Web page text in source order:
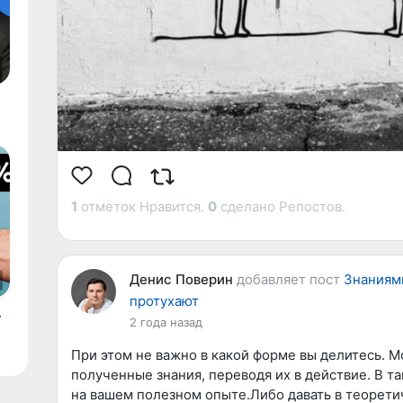
1 отметок Нравится. 0 сделано Репостов.
Денис Поверин добавляет пост
протухают
2 года назад
При этом не важно в какой форме вы делитесь.
полученные знания, переводя их в действие. В
на вашем полезном опыте.Либо давать в